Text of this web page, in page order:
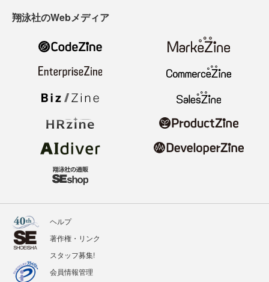
翔泳社のWebメディア
ヘルプ
著作権・リンク
スタッフ募集!
会員情報管理